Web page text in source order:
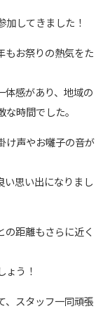
してきました！
もお祭りの熱気をた
体感があり、地域の
時間でした。
け声やお囃子の音が
い思い出になりまし
距離もさらに近く
ょう！
、スタッフ一同頑張